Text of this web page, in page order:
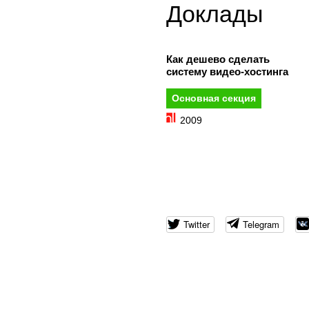
Доклады
Как дешево сделать
систему видео-хостинга
Основная секция
2009
Twitter Telegram